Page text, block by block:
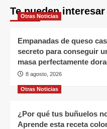
Te pueden interesar
Otras Noticias
Empanadas de queso
secreto para conseguir
masa perfectamente
8 agosto, 2026
Otras Noticias
¿Por qué tus buñuelos
Aprende esta receta